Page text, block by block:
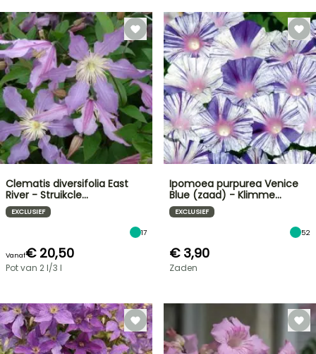
Clematis diversifolia East
River - Struikcle…
EXCLUSIEF
17
Vanaf€ 20,50
Pot van 2 l/3 l
Ipomoea purpurea Venice
Blue (zaad) - Klimme…
EXCLUSIEF
52
€ 3,90
Zaden